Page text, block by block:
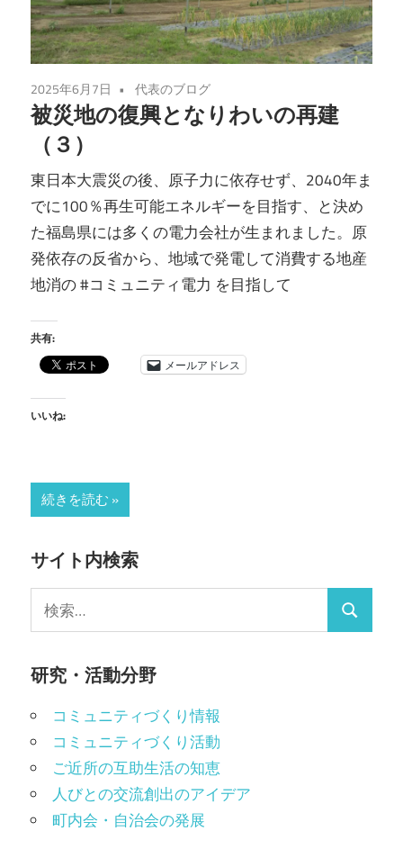
2025年6月7日 代表のブログ
被災地の復興となりわいの再建
（３）
東日本大震災の後、原子力に依存せず、2040年ま
でに100％再生可能エネルギーを目指す、と決め
た福島県には多くの電力会社が生まれました。原
発依存の反省から、地域で発電して消費する地産
地消の #コミュニティ電力 を目指して
共有:
メールアドレス
いいね:
続きを読む
サイト内検索
索:
検
研究・活動分野
コミュニティづくり情報
コミュニティづくり活動
ご近所の互助生活の知恵
人びとの交流創出のアイデア
町内会・自治会の発展